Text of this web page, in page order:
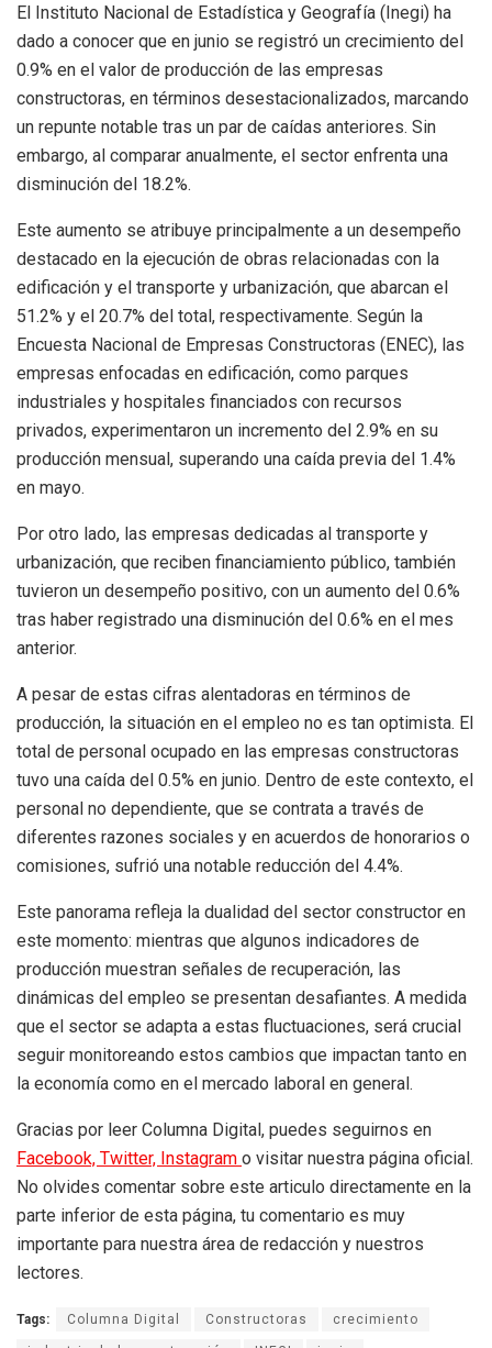
El Instituto Nacional de Estadística y Geografía (Inegi) ha
dado a conocer que en junio se registró un crecimiento del
0.9% en el valor de producción de las empresas
constructoras, en términos desestacionalizados, marcando
un repunte notable tras un par de caídas anteriores. Sin
embargo, al comparar anualmente, el sector enfrenta una
disminución del 18.2%.
Este aumento se atribuye principalmente a un desempeño
destacado en la ejecución de obras relacionadas con la
edificación y el transporte y urbanización, que abarcan el
51.2% y el 20.7% del total, respectivamente. Según la
Encuesta Nacional de Empresas Constructoras (ENEC), las
empresas enfocadas en edificación, como parques
industriales y hospitales financiados con recursos
privados, experimentaron un incremento del 2.9% en su
producción mensual, superando una caída previa del 1.4%
en mayo.
Por otro lado, las empresas dedicadas al transporte y
urbanización, que reciben financiamiento público, también
tuvieron un desempeño positivo, con un aumento del 0.6%
tras haber registrado una disminución del 0.6% en el mes
anterior.
A pesar de estas cifras alentadoras en términos de
producción, la situación en el empleo no es tan optimista. El
total de personal ocupado en las empresas constructoras
tuvo una caída del 0.5% en junio. Dentro de este contexto, el
personal no dependiente, que se contrata a través de
diferentes razones sociales y en acuerdos de honorarios o
comisiones, sufrió una notable reducción del 4.4%.
Este panorama refleja la dualidad del sector constructor en
este momento: mientras que algunos indicadores de
producción muestran señales de recuperación, las
dinámicas del empleo se presentan desafiantes. A medida
que el sector se adapta a estas fluctuaciones, será crucial
seguir monitoreando estos cambios que impactan tanto en
la economía como en el mercado laboral en general.
Gracias por leer Columna Digital, puedes seguirnos en
Facebook, Twitter, Instagram o visitar nuestra página oficial.
No olvides comentar sobre este articulo directamente en la
parte inferior de esta página, tu comentario es muy
importante para nuestra área de redacción y nuestros
lectores.
Tags: Columna Digital Constructoras crecimiento